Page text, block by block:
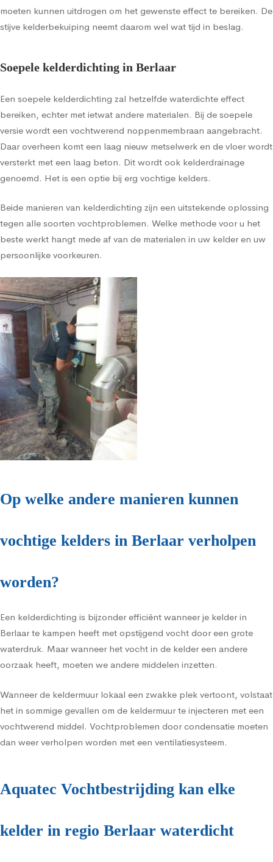
moeten kunnen uitdrogen om het gewenste effect te bereiken. De
stijve kelderbekuiping neemt daarom wel wat tijd in beslag.
Soepele kelderdichting in Berlaar
Een soepele kelderdichting zal hetzelfde waterdichte effect
bereiken, echter met ietwat andere materialen. Bij de soepele
versie wordt een vochtwerend noppenmembraan aangebracht.
Daar overheen komt een laag nieuw metselwerk en de vloer wordt
versterkt met een laag beton. Dit wordt ook kelderdrainage
genoemd. Het is een optie bij erg vochtige kelders.
Beide manieren van kelderdichting zijn een uitstekende oplossing
tegen alle soorten vochtproblemen. Welke methode voor u het
beste werkt hangt mede af van de materialen in uw kelder en uw
persoonlijke voorkeuren.
Op welke andere manieren kunnen
vochtige kelders in Berlaar verholpen
worden?
Een kelderdichting is bijzonder efficiënt wanneer je kelder in
Berlaar te kampen heeft met opstijgend vocht door een grote
waterdruk. Maar wanneer het vocht in de kelder een andere
oorzaak heeft, moeten we andere middelen inzetten.
Wanneer de keldermuur lokaal een zwakke plek vertoont, volstaat
het in sommige gevallen om de keldermuur te injecteren met een
vochtwerend middel. Vochtproblemen door condensatie moeten
dan weer verholpen worden met een ventilatiesysteem.
Aquatec Vochtbestrijding kan elke
kelder in regio Berlaar waterdicht